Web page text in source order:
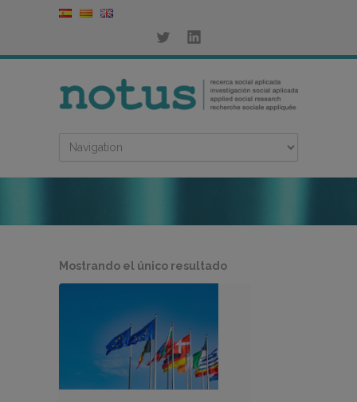
Mostrando el único resultado